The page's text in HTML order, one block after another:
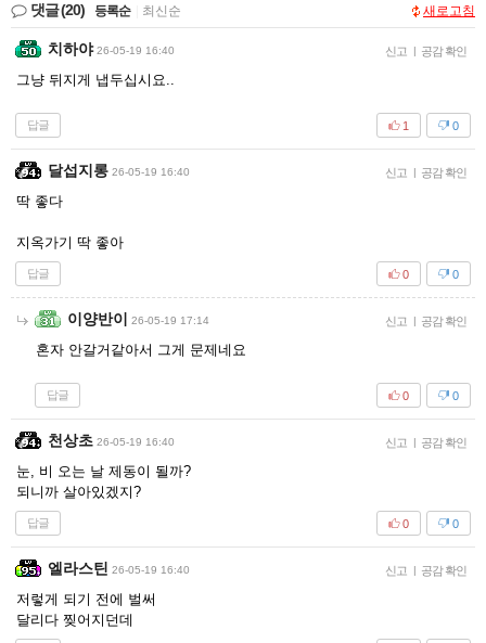
댓글(20) 등록순 최신순 새로고침
치하야 26-05-19 16:40 신고 | 공감 확인
그냥 뒤지게 냅두십시요..
답글 0
1
달섭지롱 26-05-19 16:40 신고 | 공감 확인
딱 좋다
지옥가기 딱 좋아
답글 0
0
이양반이 26-05-19 17:14 신고 | 공감 확인
혼자 안갈거같아서 그게 문제네요
답글 0
0
천상초 26-05-19 16:40 신고 | 공감 확인
눈, 비 오는 날 제동이 될까?
되니까 살아있겠지?
답글 0
0
엘라스틴 26-05-19 16:40 신고 | 공감 확인
저렇게 되기 전에 벌써
달리다 찢어지던데